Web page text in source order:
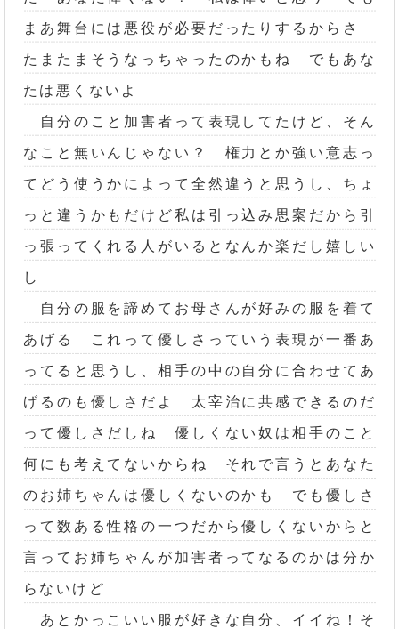
まあ舞台には悪役が必要だったりするからさ
たまたまそうなっちゃったのかもね でもあな
たは悪くないよ
自分のこと加害者って表現してたけど、そん
なこと無いんじゃない？ 権力とか強い意志っ
てどう使うかによって全然違うと思うし、ちょ
っと違うかもだけど私は引っ込み思案だから引
っ張ってくれる人がいるとなんか楽だし嬉しい
し
自分の服を諦めてお母さんが好みの服を着て
あげる これって優しさっていう表現が一番あ
ってると思うし、相手の中の自分に合わせてあ
げるのも優しさだよ 太宰治に共感できるのだ
って優しさだしね 優しくない奴は相手のこと
何にも考えてないからね それで言うとあなた
のお姉ちゃんは優しくないのかも でも優しさ
って数ある性格の一つだから優しくないからと
言ってお姉ちゃんが加害者ってなるのかは分か
らないけど
あとかっこいい服が好きな自分、イイね！そ